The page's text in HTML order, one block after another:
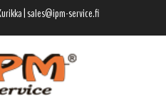
| sales@ipm-service.fi